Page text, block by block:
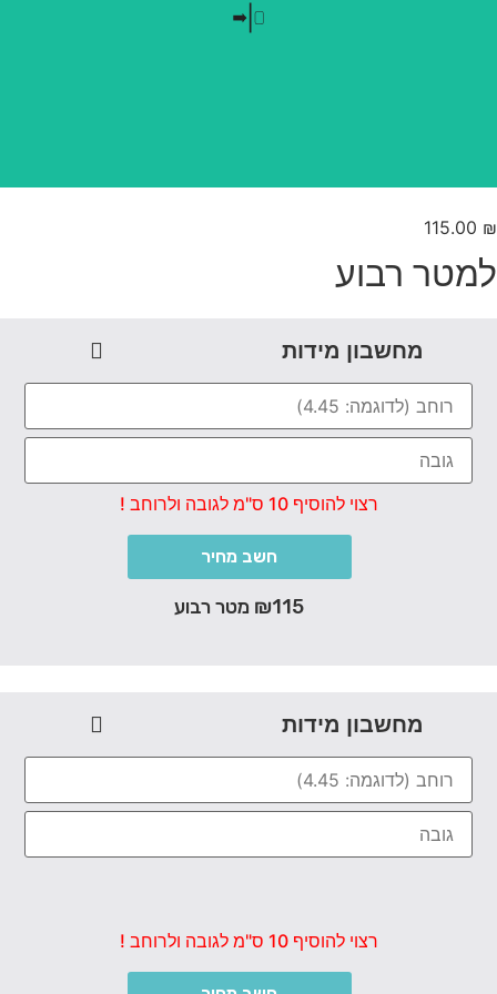
בלי חזרתיות
115.00
רבוע
מחשבון מידות
רצוי להוסיף 10 ס"מ לגובה ולרוחב !
חשב מחיר
₪115 מטר רבוע
מחשבון מידות
רצוי להוסיף 10 ס"מ לגובה ולרוחב !